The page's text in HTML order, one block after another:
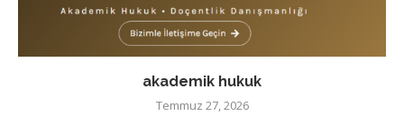
akademik hukuk
Temmuz 27, 2026